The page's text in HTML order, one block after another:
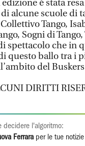
edizione è stata
alcune scuole di
Tango,
Sogni di
spettacolo che in
questo ballo tra i
del Buskers
DIRITTI
decidere l'algoritmo:
Ferrara per le tue